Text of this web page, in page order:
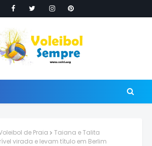
de Praia
Taiana e Talita
virada e levam título em Berlim